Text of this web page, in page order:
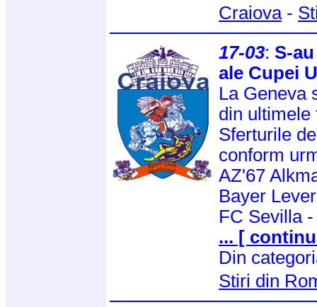
Craiova-
17-03: S-
ale Cupei
La Geneva
din ultimele
Sferturile
conform
AZ'67
Bayer
FC Sevilla
... [
Din
Stiri din